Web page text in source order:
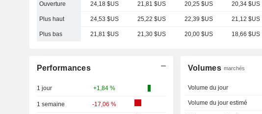
Ouverture 24,18 $US 21,81 $US 20,25 $US 20,34 $US
Plus haut 24,53 $US 25,22 $US 22,39 $US 21,12 $US
Plus bas 21,81 $US 21,30 $US 20,00 $US 18,66 $US
Performances
1 jour +1,84 %
1 semaine -17,06 %
Volumes marchés
Volume du jour
Volume du jour estimé